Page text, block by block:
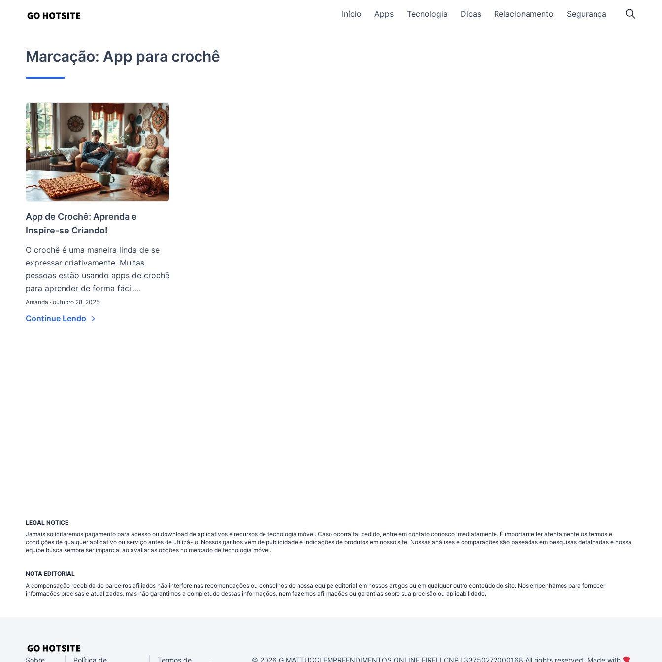
conteúdo
Início Apps Tecnologia Dicas Relacionamento Segurança
Marcação: App para crochê
App de Crochê: Aprenda e
Inspire-se Criando!
O crochê é uma maneira linda de se
expressar criativamente. Muitas
pessoas estão usando apps de crochê
para aprender de forma fácil....
Amanda · outubro 28, 2025
Continue Lendo
LEGAL NOTICE
Jamais solicitaremos pagamento para acesso ou download de aplicativos e recursos de tecnologia móvel. Caso ocorra tal pedido, entre em contato conosco imediatamente. É importante ler atentamente os termos e
condições de qualquer aplicativo ou serviço antes de utilizá-lo. Nossos ganhos vêm de publicidade e indicações de produtos em nosso site. Nossas análises e comparações são baseadas em pesquisas detalhadas e nossa
equipe busca sempre ser imparcial ao avaliar as opções no mercado de tecnologia móvel.
NOTA EDITORIAL
A compensação recebida de parceiros afiliados não interfere nas recomendações ou conselhos de nossa equipe editorial em nossos artigos ou em qualquer outro conteúdo do site. Nos empenhamos para fornecer
informações precisas e atualizadas, mas não garantimos a completude dessas informações, nem fazemos afirmações ou garantias sobre sua precisão ou aplicabilidade.
Sobre Política de Termos de © 2026 G MATTUCCI EMPREENDIMENTOS ONLINE EIRELI CNPJ 33750272000168 All rights reserved. Made with